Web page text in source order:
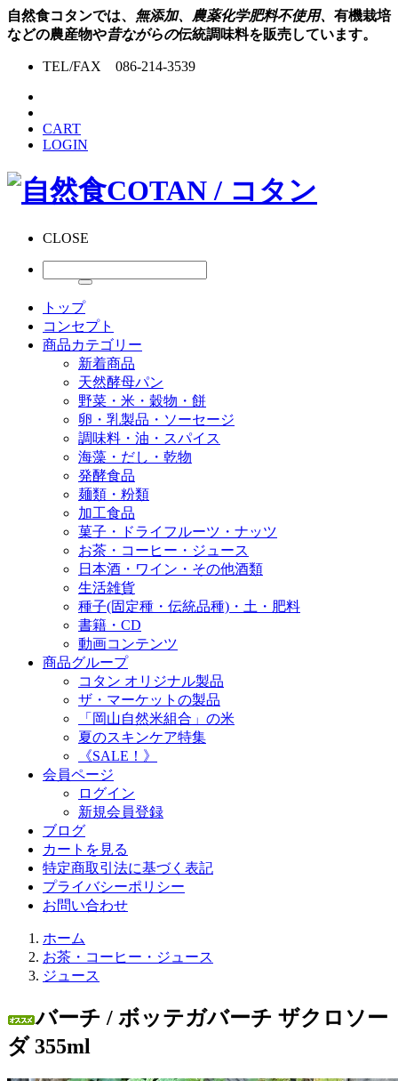
自然食コタンでは、 無添加、農薬化学肥料不使用、 有機栽培
などの農産物や昔ながらの伝統調味料を販売しています。
TEL/FAX 086-214-3539
CART
LOGIN
CLOSE
トップ
コンセプト
商品カテゴリー
新着商品
天然酵母パン
野菜・米・穀物・餅
卵・乳製品・ソーセージ
調味料・油・スパイス
海藻・だし・乾物
発酵食品
麺類・粉類
加工食品
菓子・ドライフルーツ・ナッツ
お茶・コーヒー・ジュース
日本酒・ワイン・その他酒類
生活雑貨
種子(固定種・伝統品種)・土・肥料
書籍・CD
動画コンテンツ
商品グループ
コタン オリジナル製品
ザ・マーケットの製品
「岡山自然米組合」の米
夏のスキンケア特集
《SALE！》
会員ページ
ログイン
新規会員登録
ブログ
カートを見る
特定商取引法に基づく表記
プライバシーポリシー
お問い合わせ
ホーム
お茶・コーヒー・ジュース
ジュース
バーチ / ボッテガバーチ ザクロソー
ダ 355ml